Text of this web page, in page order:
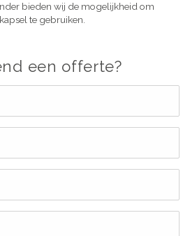
bieden wij de mogelijkheid om
te gebruiken.
een offerte?